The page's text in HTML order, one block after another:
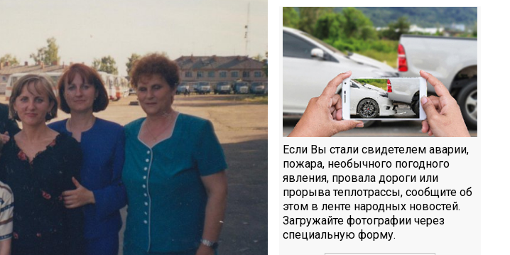
Если Вы стали свидетелем аварии,
пожара, необычного погодного
явления, провала дороги или
прорыва теплотрассы, сообщите об
этом в ленте народных новостей.
Загружайте фотографии через
специальную форму.